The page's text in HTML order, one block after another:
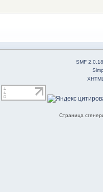
SMF 2.0.18
Страница